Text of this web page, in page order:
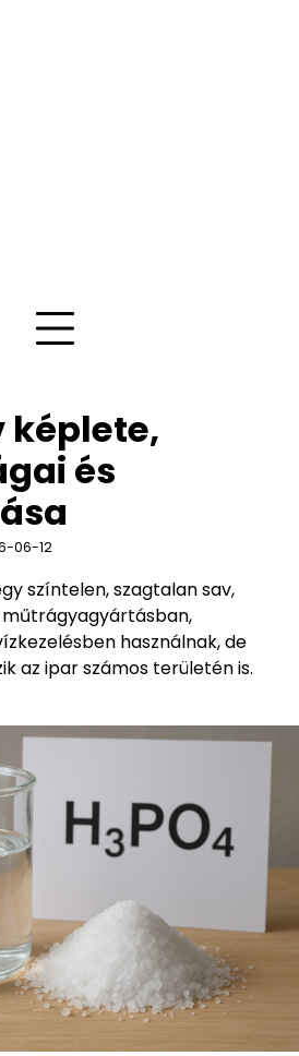
képlete,
és
06-12
színtelen, szagtalan sav,
használnak, de
az ipar számos területén is.